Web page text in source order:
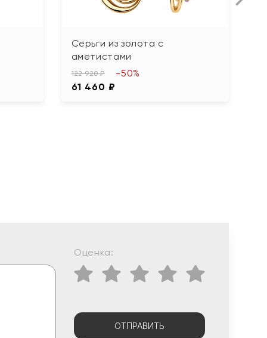
Серьги из золота с
аметистами
122 920 ₽
61 460 ₽
-50%
Оценка:
ОТПРАВИТЬ